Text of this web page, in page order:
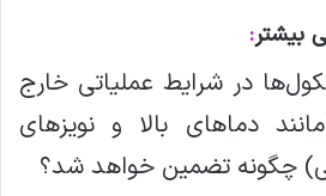
بیشتر:
در شرایط عملیاتی خارج
دماهای بالا و نویزهای
چگونه تضمین خواهد شد؟